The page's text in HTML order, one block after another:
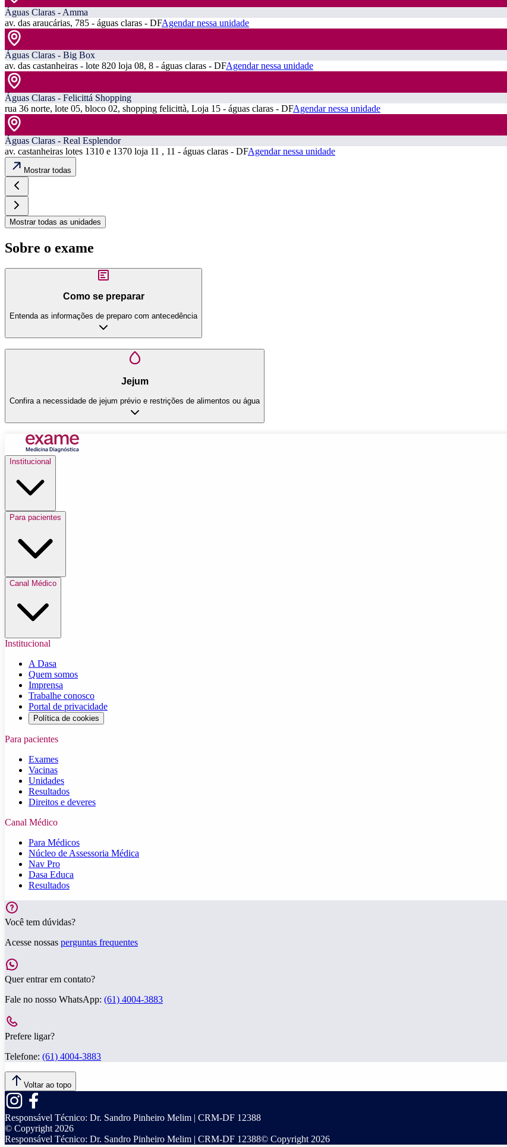
Águas Claras - Amma
av. das araucárias, 785 - águas claras - DFAgendar nessa unidade
Águas Claras - Big Box
av. das castanheiras - lote 820 loja 08, 8 - águas claras - DFAgendar nessa unidade
Águas Claras - Felicittá Shopping
rua 36 norte, lote 05, bloco 02, shopping felicittà, Loja 15 - águas claras - DFAgendar nessa unidade
Águas Claras - Real Esplendor
av. castanheiras lotes 1310 e 1370 loja 11 , 11 - águas claras - DFAgendar nessa unidade
Mostrar todas
Mostrar todas as unidades
Sobre o exame
Como se preparar
Entenda as informações de preparo com antecedência
Jejum
Confira a necessidade de jejum prévio e restrições de alimentos ou água
Institucional
Para pacientes
Canal Médico
Institucional
A Dasa
Quem somos
Imprensa
Trabalhe conosco
Portal de privacidade
Política de cookies
Para pacientes
Exames
Vacinas
Unidades
Resultados
Direitos e deveres
Canal Médico
Para Médicos
Núcleo de Assessoria Médica
Nav Pro
Dasa Educa
Resultados
Você tem dúvidas?
Acesse nossas perguntas frequentes
Quer entrar em contato?
Fale no nosso WhatsApp: (61) 4004-3883
Prefere ligar?
Telefone: (61) 4004-3883
Voltar ao topo
Responsável Técnico: Dr. Sandro Pinheiro Melim | CRM-DF 12388
© Copyright 2026
Responsável Técnico: Dr. Sandro Pinheiro Melim | CRM-DF 12388© Copyright 2026